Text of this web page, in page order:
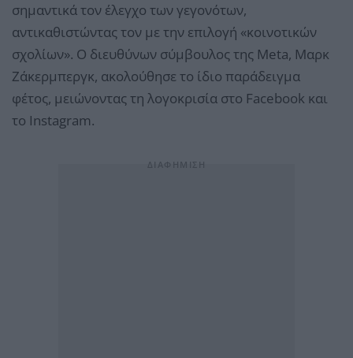
σημαντικά τον έλεγχο των γεγονότων,
αντικαθιστώντας τον με την επιλογή «κοινοτικών
σχολίων». Ο διευθύνων σύμβουλος της Meta, Μαρκ
Ζάκερμπεργκ, ακολούθησε το ίδιο παράδειγμα
φέτος, μειώνοντας τη λογοκρισία στο Facebook και
το Instagram.